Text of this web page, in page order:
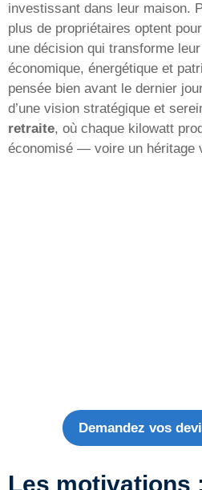
investissant dans leur maison.
plus de propriétaires optent
une décision qui transforme
économique, énergétique et
pensée bien avant le dernier
d’une vision stratégique et
retraite, où chaque kilowatt
économisé — voire un héritage
Demandez vos
Les motivations